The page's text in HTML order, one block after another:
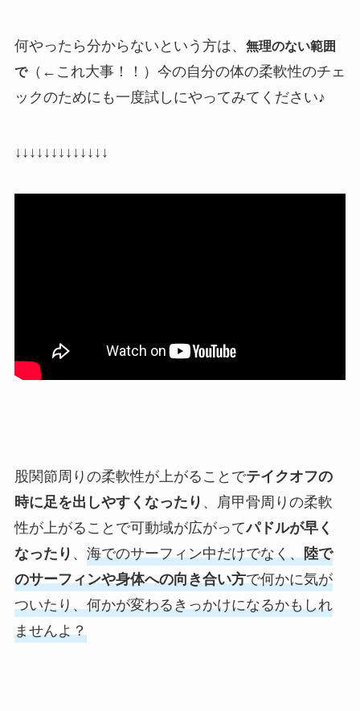
何やったら分からないという方は、 無理のない範囲
で（←これ大事！！） 今の自分の体の柔軟性のチェ
ックのためにも一度試しにやってみてください♪
↓↓↓↓↓↓↓↓↓↓↓↓↓
股関節周りの柔軟性が上がることでテイクオフの
時に足を出しやすくなったり 、肩甲骨周りの柔軟
性が上がることで可動域が広がってパドルが早く
なったり 、 海でのサーフィン中だけでなく、
陸で
のサーフィンや身体への向き合い方で何かに気が
ついたり、何かが変わるきっかけになるかもしれ
ませんよ？